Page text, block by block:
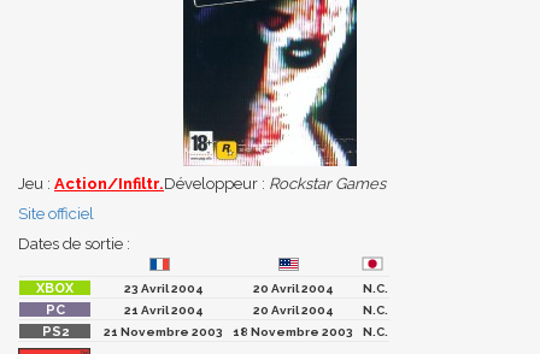
Jeu : Action/Infiltr.Développeur : Rockstar Games
Site officiel
Dates de sortie :
23 Avril 2004 20 Avril 2004
N.C.
21 Avril 2004
20 Avril 2004
N.C.
21 Novembre 2003
18 Novembre 2003 N.C.